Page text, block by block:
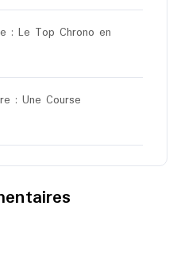
: Le Top Chrono en
: Une Course